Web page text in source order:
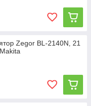
Zegor BL-2140N, 21